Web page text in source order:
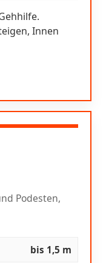
Innen
Podesten,
bis 1,5 m